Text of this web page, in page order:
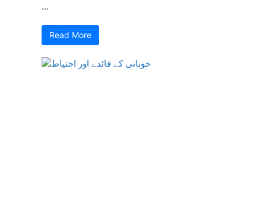
...
Read More